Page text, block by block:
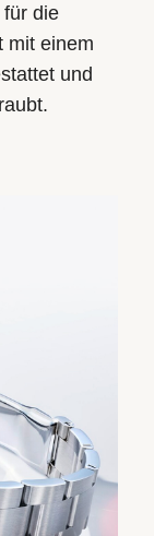
die
mit einem
und